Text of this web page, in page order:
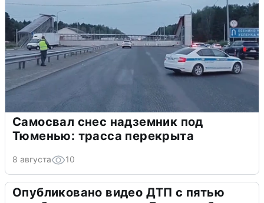
Самосвал снес надземник под
Тюменью: трасса перекрыта
8 августа 10
Опубликовано видео ДТП с пятью